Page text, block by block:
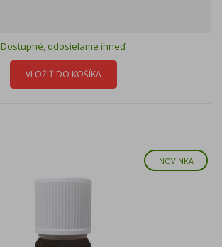
Dostupné, odosielame ihneď
VLOŽIŤ DO KOŠÍKA
NOVINKA